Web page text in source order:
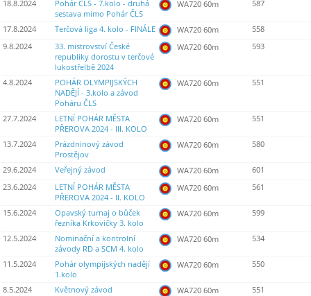
18.8.2024
Pohár ČLS - 7.kolo - druhá
sestava mimo Pohár ČLS
WA720 60m 587
17.8.2024 Terčová liga 4. kolo - FINÁLE WA720 60m
558
9.8.2024
33. mistrovství České
republiky dorostu v terčové
lukostřelbě 2024
WA720 60m 593
4.8.2024
POHÁR OLYMPIJSKÝCH
NADĚJÍ - 3.kolo a závod
Poháru ČLS
WA720 60m 551
27.7.2024
LETNÍ POHÁR MĚSTA
PŘEROVA 2024 - III. KOLO
WA720 60m 551
13.7.2024
Prázdninový závod
Prostějov
WA720 60m 580
29.6.2024 Veřejný závod WA720 60m
601
23.6.2024
LETNÍ POHÁR MĚSTA
PŘEROVA 2024 - II. KOLO
WA720 60m 561
15.6.2024
Opavský turnaj o bůček
řezníka Krkovičky 3. kolo
WA720 60m 599
12.5.2024
Nominační a kontrolní
závody RD a SCM 4. kolo
WA720 60m 534
11.5.2024
Pohár olympijských nadějí
1.kolo
WA720 60m 550
8.5.2024 Květnový závod WA720 60m
551